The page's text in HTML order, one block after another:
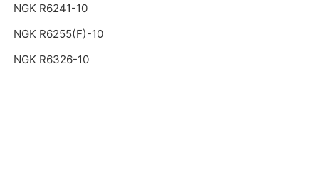
NGK R6241-10
NGK R6255(F)-10
NGK R6326-10